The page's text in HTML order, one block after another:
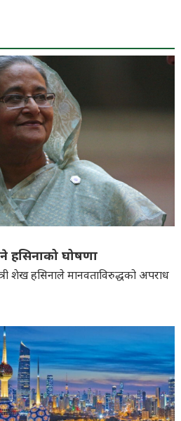
हसिनाको घोषणा
शेख हसिनाले मानवताविरुद्धको अपराध